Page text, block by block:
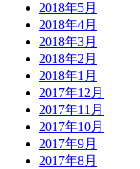
2018年5月
2018年4月
2018年3月
2018年2月
2018年1月
2017年12月
2017年11月
2017年10月
2017年9月
2017年8月